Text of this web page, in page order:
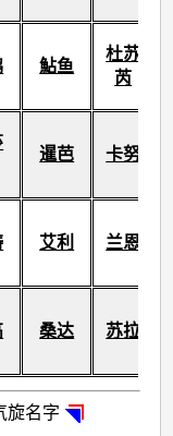
鮎鱼
杜苏
芮
暹芭 卡努
艾利 兰恩
桑达 苏拉
旋名字